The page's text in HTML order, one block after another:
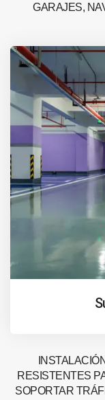
GARAJES,
RESISTENTES
SOPORTAR